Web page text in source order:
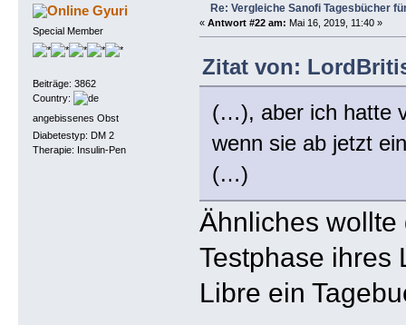
Gyuri
Special Member
Beiträge: 3862
Country:
angebissenes Obst
Diabetestyp: DM 2
Therapie: Insulin-Pen
Re: Vergleiche Sanofi Tagesbücher
« Antwort #22 am: Mai 16, 2019, 11:40 »
Zitat von:
(…), aber ich hatte
wenn sie ab jetzt
(…)
Ähnliches
Testphase ihres
Libre ein